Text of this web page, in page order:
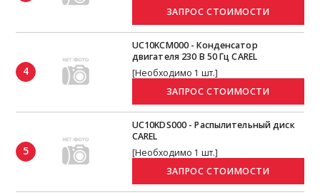
4
UC10KCM000 - Конденсатор
двигателя 230 В 50 Гц CAREL
[Необходимо 1 шт.]
5
UC10KDS000 - Распылительный диск
CAREL
[Необходимо 1 шт.]